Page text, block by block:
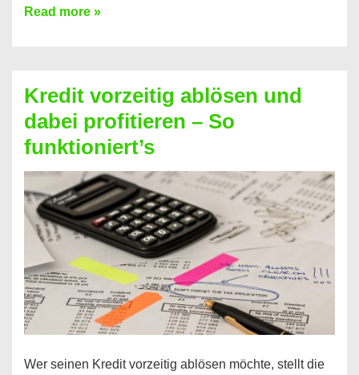
Ganz
Kredit
berechnen
–
Mit
diesen
Regeln!
Read more »
Kredit vorzeitig ablösen und
dabei profitieren – So
funktioniert’s
Wer seinen Kredit vorzeitig ablösen möchte, stellt die